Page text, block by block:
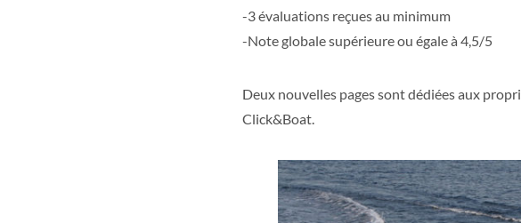
-3 évaluations reçues au minimum
-Note globale supérieure ou égale à 4,5/5
Deux nouvelles pages sont dédiées aux
Click&Boat.